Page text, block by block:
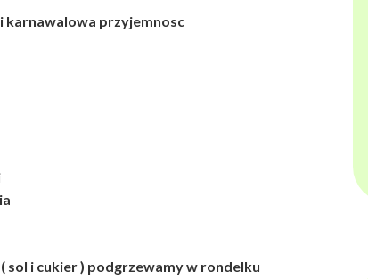
przyjemnosc
sol i cukier ) podgrzewamy w rondelku